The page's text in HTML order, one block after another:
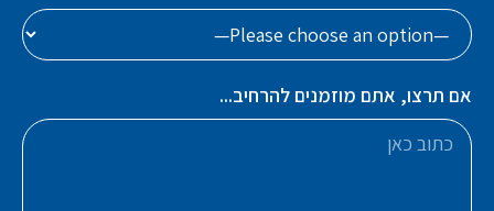
אם תרצו, אתם מוזמנים להרחיב...